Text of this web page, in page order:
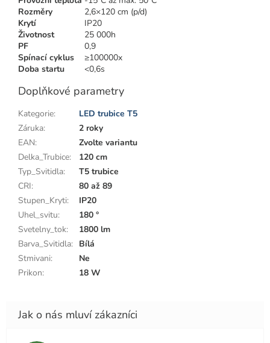
Rozměry
2,6×120 cm (p/d)
Krytí
IP20
Životnost
25 000h
PF
0,9
Spínací cyklus
≥100000x
Doba startu
<0,6s
Doplňkové parametry
Kategorie:
LED trubice T5
Záruka:
2 roky
EAN:
Zvolte variantu
Delka_Trubice:
120 cm
Typ_Svitidla:
T5 trubice
CRI:
80 až 89
Stupen_Kryti:
IP20
Uhel_svitu:
180 °
Svetelny_tok:
1800 lm
Barva_Svitidla: Bílá
Stmivani:
Ne
Prikon: 18 W